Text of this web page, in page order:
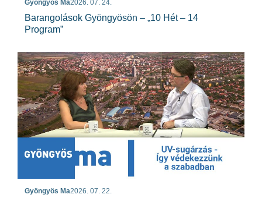
Gyöngyös Ma2026. 07. 24.
Barangolások Gyöngyösön – „10 Hét – 14
Program”
Gyöngyös Ma2026. 07. 22.